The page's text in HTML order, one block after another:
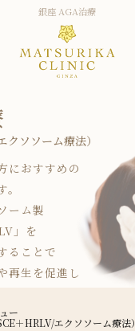
銀座 AGA治療
クソソーム療法）
におすすめの
ーム製
」を
ることで
再生を促進し
ます。
ー
＋HRLV/エクソソーム療法）